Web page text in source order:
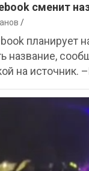
сменит
планирует
название,
на источник.